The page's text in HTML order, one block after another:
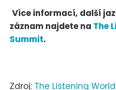
Více informací, další
záznam najdete na The
Summit.
Zdroj: The Listening